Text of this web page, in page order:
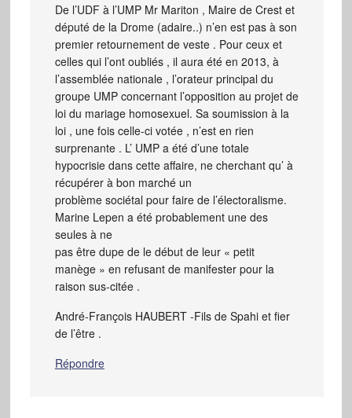
De l’UDF à l’UMP Mr Mariton , Maire de Crest et
député de la Drome (adaire..) n’en est pas à son
premier retournement de veste . Pour ceux et
celles qui l’ont oubliés , il aura été en 2013, à
l’assemblée nationale , l’orateur principal du
groupe UMP concernant l’opposition au projet de
loi du mariage homosexuel. Sa soumission à la
loi , une fois celle-ci votée , n’est en rien
surprenante . L’ UMP a été d’une totale
hypocrisie dans cette affaire, ne cherchant qu’ à
récupérer à bon marché un
problème sociétal pour faire de l’électoralisme.
Marine Lepen a été probablement une des
seules à ne
pas être dupe de le début de leur « petit
manège » en refusant de manifester pour la
raison sus-citée .
André-François HAUBERT -Fils de Spahi et fier
de l’être .
Répondre